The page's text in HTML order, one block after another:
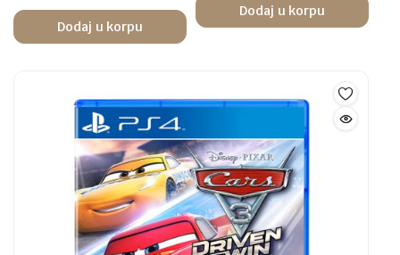
Dodaj u korpu
Dodaj u korpu